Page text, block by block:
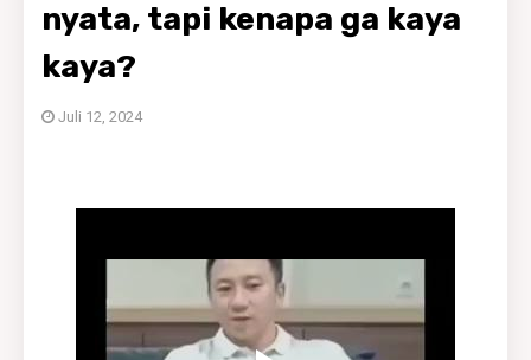
nyata, tapi kenapa ga kaya
kaya?
Juli 12, 2024